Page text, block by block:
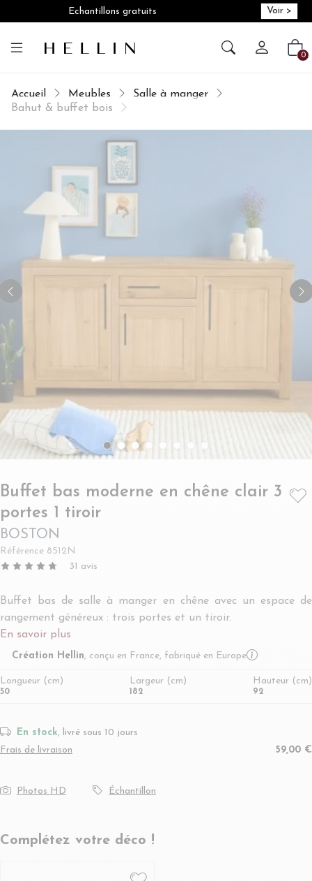
Echantillons gratuits Voir >
Créer 0
Accueil Meubles
Salle à manger
Bahut & buffet bois
Buffet bas moderne en chêne clair 3
portes 1 tiroir- BOSTON
BOSTON
Référence 8512N
31 avis
Buffet bas de salle à manger en chêne avec un espace de
rangement généreux : trois portes et un tiroir.
En savoir plus
Création Hellin, conçu en France, fabriqué en Europe More
Longueur (cm)
50
Largeur (cm)
182
Hauteur (cm)
92
En stock, livré sous 10 jours
Frais de livraison
59,00 €
Photos HD Échantillon
Complétez votre déco !